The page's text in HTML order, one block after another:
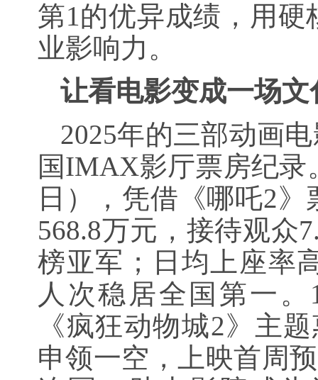
第1的优异成绩，用
业影响力。
让看电影变成一场文
2025年的三部动画
国IMAX影厅票房纪
日），凭借《哪吒2
568.8万元，接待观众
榜亚军；日均上座率
人次稳居全国第一
《疯狂动物城2》主
申领一空，上映首周